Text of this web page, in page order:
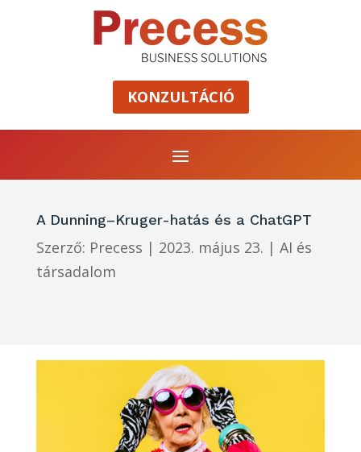
KONZULTÁCIÓ
A Dunning–Kruger-hatás és a ChatGPT
Szerző: Precess | 2023. május 23. | AI és
társadalom